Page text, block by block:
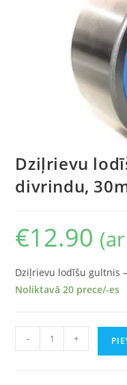
Dziļrievu
divrindu,
€12.90
Dziļrievu lodīšu gultnis
Noliktavā 20 prece/-es
- +